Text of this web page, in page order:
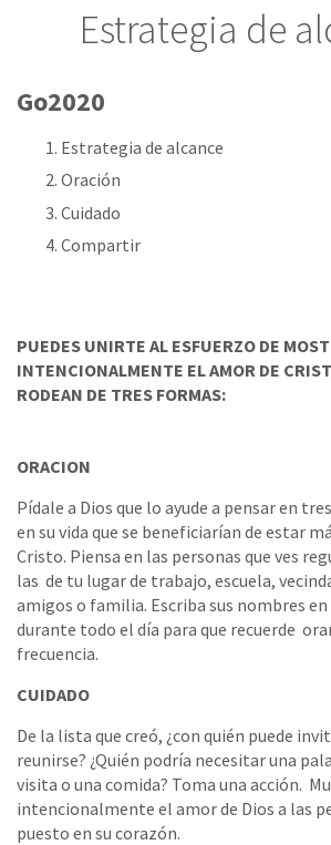
Estrategia de
Go2020
Estrategia de alcance
Oración
Cuidado
Compartir
PUEDES UNIRTE AL ESFUERZO DE
INTENCIONALMENTE EL AMOR DE
RODEAN DE TRES FORMAS:
ORACION
Pídale a Dios que lo ayude a pensar en
en su vida que se beneficiarían de estar
Cristo. Piensa en las personas que ves
las de tu lugar de trabajo, escuela,
amigos o familia. Escriba sus nombres en
durante todo el día para que recuerde
frecuencia.
CUIDADO
De la lista que creó, ¿con quién puede
reunirse? ¿Quién podría necesitar una
visita o una comida? Toma una acción.
intencionalmente el amor de Dios a las
puesto en su corazón.